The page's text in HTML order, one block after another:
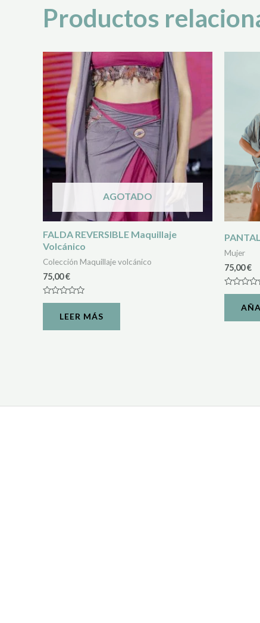
Productos
AGOTADO
FALDA REVERSIBLE Maquillaje
Volcánico
Colección Maquillaje volcánico
75,00€
Valorado
LEER MÁS
Mujer
75,00€
Valorado